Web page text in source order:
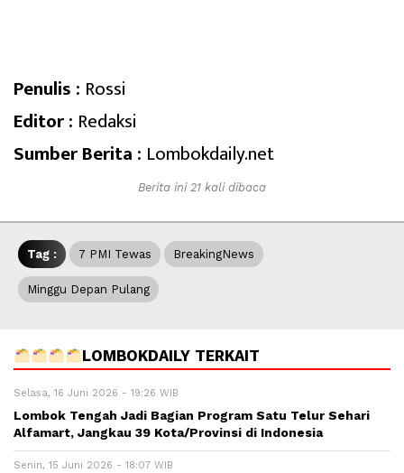
Penulis : Rossi
Editor : Redaksi
Sumber Berita : Lombokdaily.net
Berita ini 21 kali dibaca
Tag : 7 PMI Tewas BreakingNews
Minggu Depan Pulang
LOMBOKDAILY TERKAIT
Selasa, 16 Juni 2026 - 19:26 WIB
Lombok Tengah Jadi Bagian Program Satu Telur Sehari
Alfamart, Jangkau 39 Kota/Provinsi di Indonesia
Senin, 15 Juni 2026 - 18:07 WIB